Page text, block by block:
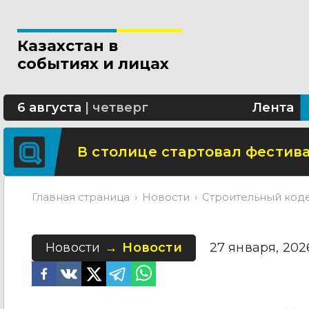
Казахстан в
событиях и лицах
6 августа четверг Лента
В Алматы благоустраивают
Сколько стоит собрать
В столице стартовал
Главная страница Новости Строительный
Новости Новости 27 января,